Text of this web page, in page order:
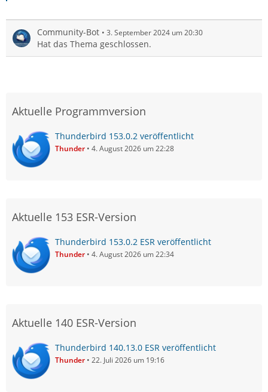
Community-Bot 3. September 2024 um 20:30
Hat das Thema geschlossen.
Aktuelle Programmversion
Thunderbird 153.0.2 veröffentlicht
Thunder 4. August 2026 um 22:28
Aktuelle 153 ESR-Version
Thunderbird 153.0.2 ESR veröffentlicht
Thunder 4. August 2026 um 22:34
Aktuelle 140 ESR-Version
Thunderbird 140.13.0 ESR veröffentlicht
Thunder 22. Juli 2026 um 19:16